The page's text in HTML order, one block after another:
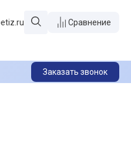
Сравнение
Заказать звонок